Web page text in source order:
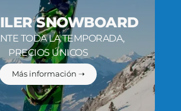
SNOWBOARD
TODA LA TEMPORADA,
PRECIOS ÚNICOS
Más información ➝